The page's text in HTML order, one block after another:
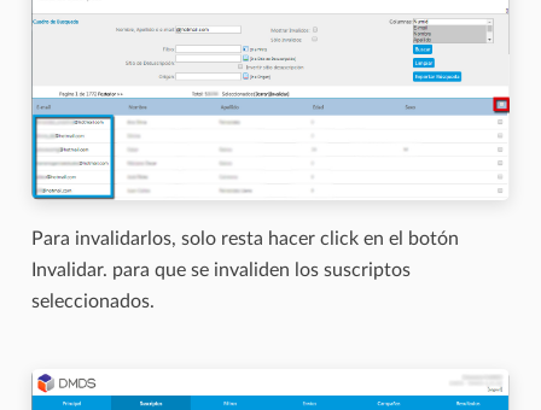
Para invalidarlos, solo resta hacer click en el botón
Invalidar. para que se invaliden los suscriptos
seleccionados.